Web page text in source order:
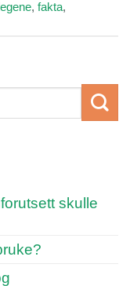
, fakta,
skulle